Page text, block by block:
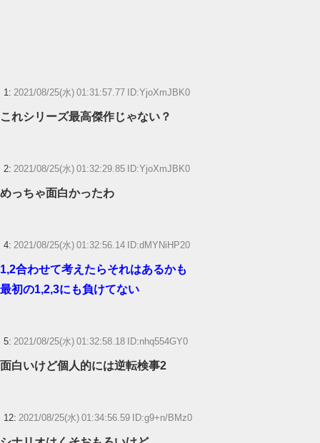
【花騎士】叡智な顔つきで魔性さを持つアルテミシアへの反応！！！
予定日10日過ぎて帝王切開したら、病院のおばちゃんに『楽でいいわねー
今期アニメもう中盤に差し掛かってるけど
【艦これ】競泳水着いんのかよ
Powered by livedoor 相互RSS
1: 2021/08/25(水) 01:31:57.77 ID:YjoXmJBK0
これシリーズ最高傑作じゃない？
2: 2021/08/25(水) 01:32:29.85 ID:YjoXmJBK0
めっちゃ面白かったわ
4: 2021/08/25(水) 01:32:56.14 ID:dMYNiHP20
1,2合わせて考えたらそれはあるかも
最初の1,2,3にも負けてない
5: 2021/08/25(水) 01:32:58.18 ID:nhq554GY0
面白いけど個人的には逆転検事2
12: 2021/08/25(水) 01:34:56.59 ID:g9+n/BMz0